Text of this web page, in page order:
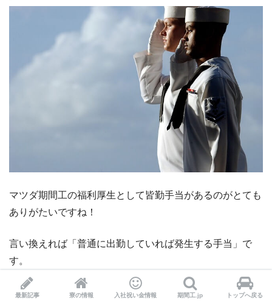
マツダ期間工の福利厚生として皆勤手当があるのがとても
ありがたいですね！
言い換えれば「普通に出勤していれば発生する手当」で
す。
皆勤手当の支給条件として、月の出勤率が100%の場合支
最新記事 寮の情報 入社祝い金情報 期間工.jp トップへ戻る